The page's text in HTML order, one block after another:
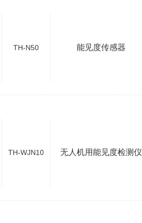
TH-N50 能见度传感器
TH-WJN10 无人机用能见度检测仪